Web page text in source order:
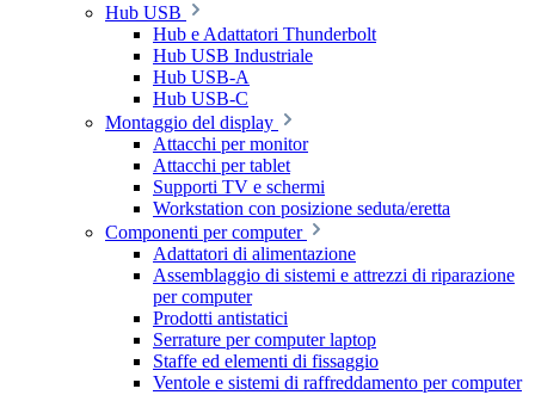
Hub USB
Hub e Adattatori Thunderbolt
Hub USB Industriale
Hub USB-A
Hub USB-C
Montaggio del display
Attacchi per monitor
Attacchi per tablet
Supporti TV e schermi
Workstation con posizione seduta/eretta
Componenti per computer
Adattatori di alimentazione
Assemblaggio di sistemi e attrezzi di riparazione
per computer
Prodotti antistatici
Serrature per computer laptop
Staffe ed elementi di fissaggio
Ventole e sistemi di raffreddamento per computer